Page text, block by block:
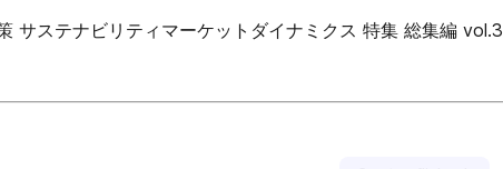
サステナビリティマーケットダイナミクス 特集 総集編 vol.3